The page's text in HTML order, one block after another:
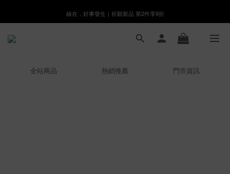
8月月初限定｜指定分類滿件88折！
線在，好事發生｜祈願新品 第2件享9折
🌸新會員限定🌸註冊送$100購物金
全站商品 熱銷推薦 門市資訊